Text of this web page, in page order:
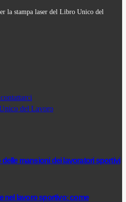
la stampa laser del Libro Unico del
del Lavoro
mansioni dei lavoratori sportivi
nel lavoro sportivo: come